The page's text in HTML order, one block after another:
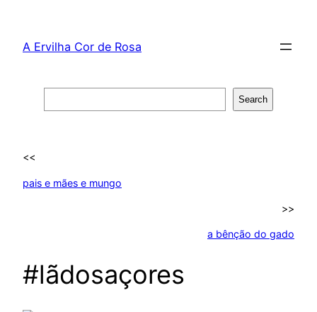
content
A Ervilha Cor de Rosa
Search
<<
pais e mães e mungo
>>
a bênção do gado
#lãdosaçores